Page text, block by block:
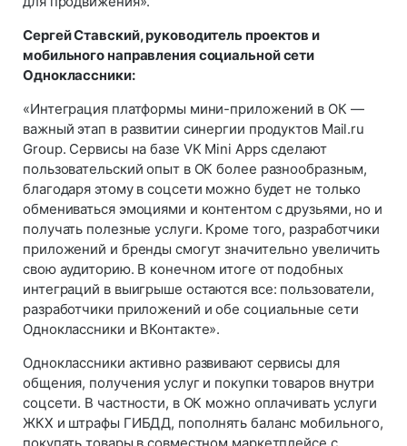
Сергей Ставский, руководитель проектов и
мобильного направления социальной сети
Одноклассники:
«Интеграция платформы мини-приложений в ОК —
важный этап в развитии синергии продуктов Mail.ru
Group. Сервисы на базе VK Mini Apps сделают
пользовательский опыт в ОК более разнообразным,
благодаря этому в соцсети можно будет не только
обмениваться эмоциями и контентом с друзьями, но и
получать полезные услуги. Кроме того, разработчики
приложений и бренды смогут значительно увеличить
свою аудиторию. В конечном итоге от подобных
интеграций в выигрыше остаются все: пользователи,
разработчики приложений и обе социальные сети
Одноклассники и ВКонтакте».
Одноклассники активно развивают сервисы для
общения, получения услуг и покупки товаров внутри
соцсети. В частности, в ОК можно оплачивать услуги
ЖКХ и штрафы ГИБДД, пополнять баланс мобильного,